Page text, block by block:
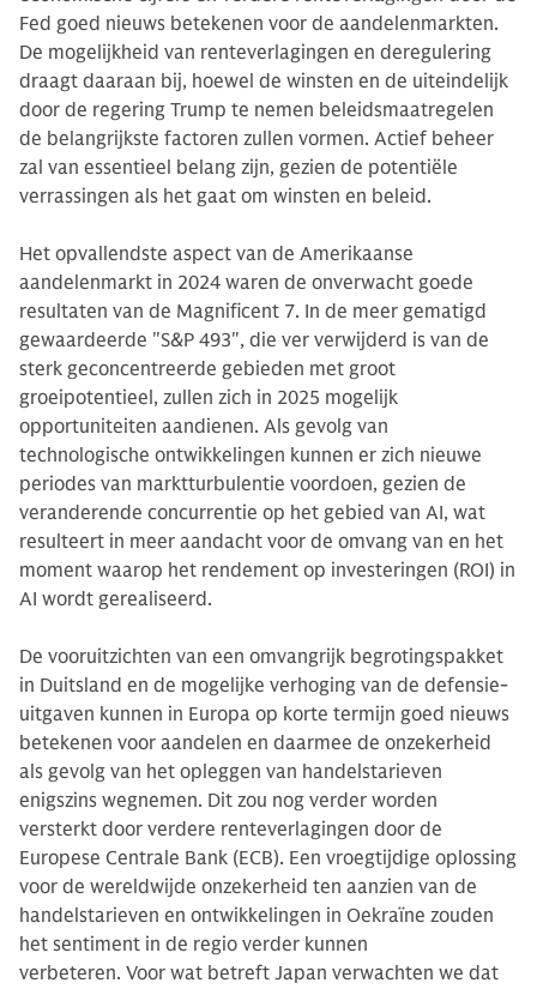
Fed goed nieuws betekenen voor de aandelenmarkten.
De mogelijkheid van renteverlagingen en deregulering
draagt daaraan bij, hoewel de winsten en de uiteindelijk
door de regering Trump te nemen beleidsmaatregelen
de belangrijkste factoren zullen vormen. Actief beheer
zal van essentieel belang zijn, gezien de potentiële
verrassingen als het gaat om winsten en beleid.
Het opvallendste aspect van de Amerikaanse
aandelenmarkt in 2024 waren de onverwacht goede
resultaten van de Magnificent 7. In de meer gematigd
gewaardeerde "S&P 493", die ver verwijderd is van de
sterk geconcentreerde gebieden met groot
groeipotentieel, zullen zich in 2025 mogelijk
opportuniteiten aandienen. Als gevolg van
technologische ontwikkelingen kunnen er zich nieuwe
periodes van marktturbulentie voordoen, gezien de
veranderende concurrentie op het gebied van AI, wat
resulteert in meer aandacht voor de omvang van en het
moment waarop het rendement op investeringen (ROI) in
AI wordt gerealiseerd.
De vooruitzichten van een omvangrijk begrotingspakket
in Duitsland en de mogelijke verhoging van de defensie-
uitgaven kunnen in Europa op korte termijn goed nieuws
betekenen voor aandelen en daarmee de onzekerheid
als gevolg van het opleggen van handelstarieven
enigszins wegnemen. Dit zou nog verder worden
versterkt door verdere renteverlagingen door de
Europese Centrale Bank (ECB). Een vroegtijdige oplossing
voor de wereldwijde onzekerheid ten aanzien van de
handelstarieven en ontwikkelingen in Oekraïne zouden
het sentiment in de regio verder kunnen
verbeteren. Voor wat betreft Japan verwachten we dat